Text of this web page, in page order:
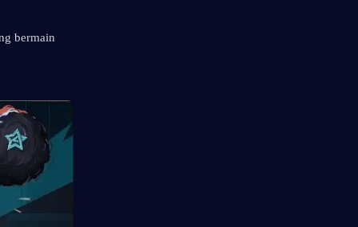
bermain